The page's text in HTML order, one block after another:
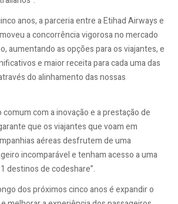
anos, a parceria entre a Etihad Airways e
a concorrência vigorosa no mercado
aumentando as opções para os viajantes, e
e maior receita para cada uma das
do alinhamento das nossas
com a inovação e a prestação de
que os viajantes que voam em
aéreas desfrutem de uma
incomparável e tenham acesso a uma
destinos de codeshare”.
dos próximos cinco anos é expandir o